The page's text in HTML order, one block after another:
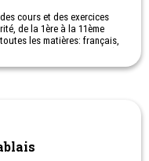
cours et des exercices
de la 1ère à la 11ème
les matières: français,
outils régulièrement.